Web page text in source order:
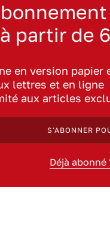
à partir de
en version
lettres et en ligne
aux articles
S'ABONNER
Déjà